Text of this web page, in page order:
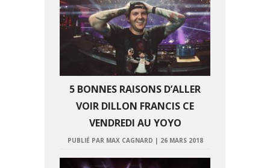
5 BONNES RAISONS D’ALLER
VOIR DILLON FRANCIS CE
VENDREDI AU YOYO
PUBLIÉ PAR MAX CAGNARD | 26 MARS 2018